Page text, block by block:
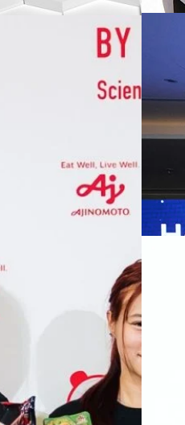
ร่วมเปิดเผย
และข้อมูลพฤติกรรม
กกว่า 1.5 ล้านล้าน
นโลยีและองค์
(การใช้
หัวเ
เกม
กรุงเทพ
พันธมิตร
ปัญญา
ประเ
เว่ย เท
สาธารณ
ประชาช
มาเปลี่
หลาย
Read
บริษัท
ไตรม
เติบโ
ไม่ได้
ธิดา ม
แรกบ